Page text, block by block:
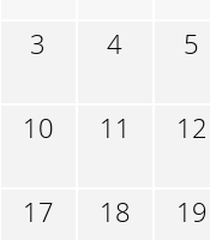
3 4 5
10 11 12
17 18 19